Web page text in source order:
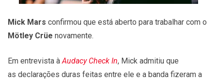
Mick Mars confirmou que está aberto para trabalhar com o
Mötley Crüe novamente.
Em entrevista àAudacy Check In, Mick admitiu que
as declarações duras feitas entre ele e a banda fizeram a